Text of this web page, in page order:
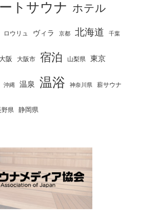
トサウナ ホテル
ロウリュ ヴィラ 京都 北海道 千葉
大阪 大阪市 宿泊 山梨県 東京
沖縄 温泉 温浴 神奈川県 薪サウナ
野県 静岡県